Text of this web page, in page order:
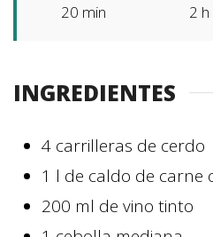
20 min
2 h
INGREDIENTES
4 carrilleras de cerdo
1 l de caldo de carne
200 ml de vino tinto